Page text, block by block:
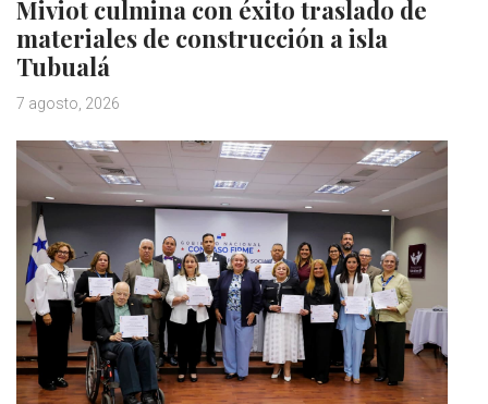
Miviot culmina con éxito traslado de
materiales de construcción a isla
Tubualá
7 agosto, 2026